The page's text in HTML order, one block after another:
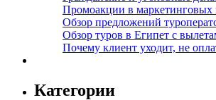
Промоакции в маркетинговых
Обзор предложений
Обзор туров в Египет с
Почему клиент уходит, не
Категории